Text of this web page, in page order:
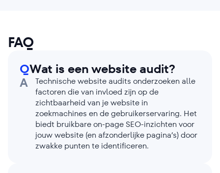
FAQ
QWat is een website audit?
A
Technische website audits onderzoeken alle
factoren die van invloed zijn op de
zichtbaarheid van je website in
zoekmachines en de gebruikerservaring. Het
biedt bruikbare on-page SEO-inzichten voor
jouw website (en afzonderlijke pagina’s) door
zwakke punten te identificeren.